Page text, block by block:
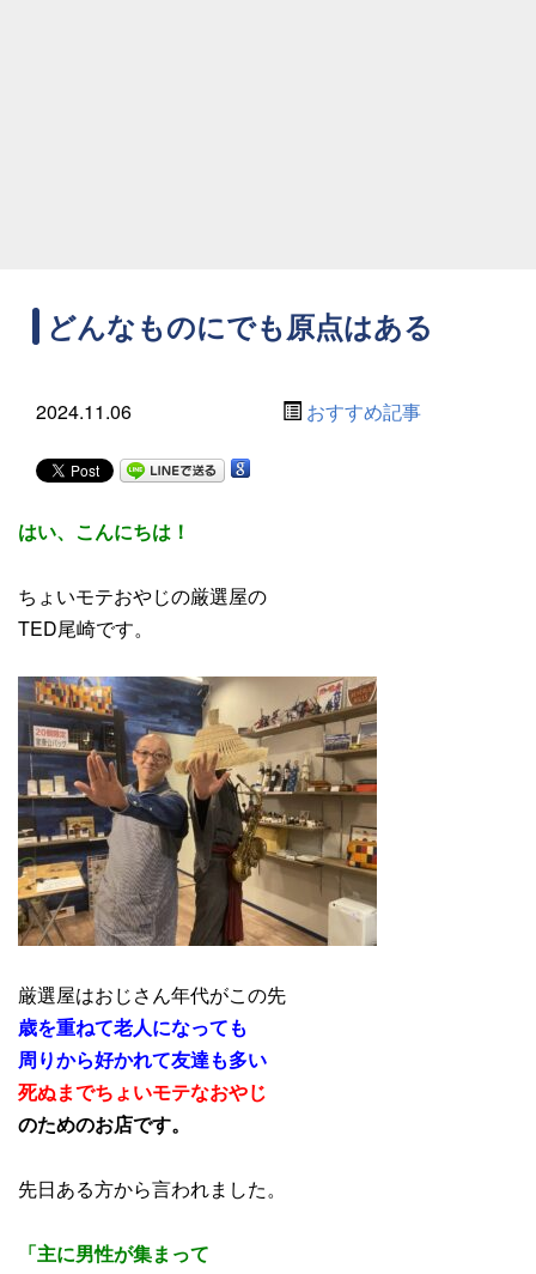
どんなものにでも原点はある
2024.11.06 おすすめ記事
はい、こんにちは！
ちょいモテおやじの厳選屋の
TED尾崎です。
厳選屋はおじさん年代がこの先
歳を重ねて老人になっても
周りから好かれて友達も多い
死ぬまでちょいモテなおやじ
のためのお店です。
先日ある方から言われました。
「主に男性が集まって